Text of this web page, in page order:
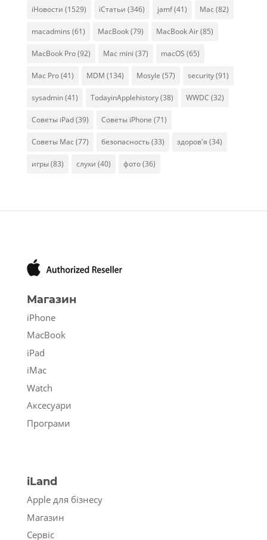
iНовости (1529) iСтатьи (346) jamf(41) Mac (82)
macadmins (61) MacBook(79) MacBook Air(85)
MacBook Pro(92) Mac mini (37) macOS (65)
Mac Pro(41) MDM (134) Mosyle (57) security(91)
sysadmin(41) TodayinApplehistory(38) WWDC (32)
Советы iPad(39) Советы iPhone (71)
Советы Mac (77) безопасность(33) здоров'я (34)
игры(83) слухи (40) фото(36)
Магазин
iPhone
MacBook
iPad
iMac
Watch
Аксесуари
Програми
iLand
Apple для бізнесу
Магазин
Сервіс